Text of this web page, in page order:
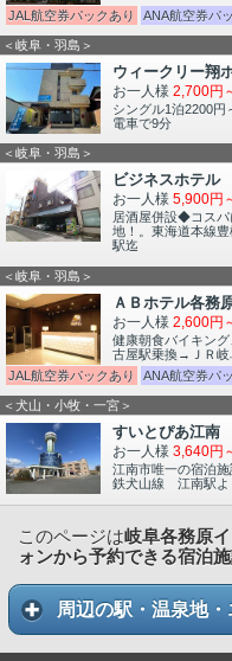
JAL航空券パックあり
ANA航空券パ
＜岐阜・羽島＞
ウィークリー翔
お一人様 2,700円
シングル1泊2200
電車で9分
＜岐阜・羽島＞
ビジネスホテル
お一人様 5,900円
居酒屋併設◆コス
地！。東海道本線
駅迄
＜岐阜・羽島＞
ＡＢホテル各務
お一人様 2,600円
健康朝食バイキン
古屋駅乗換→ＪＲ
JAL航空券パックあり
ANA航空券パ
＜犬山・小牧・一宮＞
すいとぴあ江南
お一人様 3,640円
江南市唯一の宿泊
鉄犬山線 江南駅よ
このページは岐阜各務原
ォンから予約できる宿泊
周辺の駅・温泉地